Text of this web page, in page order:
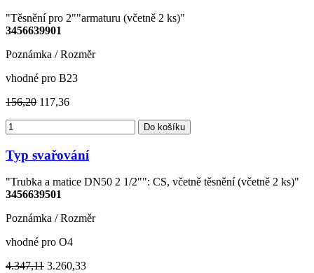
"Těsnění pro 2""armaturu (včetně 2 ks)"
3456639901
Poznámka / Rozměr
vhodné pro B23
156,20 117,36
Do košíku
Typ svařování
"Trubka a matice DN50 2 1/2"": CS, včetně těsnění (včetně 2 ks)"
3456639501
Poznámka / Rozměr
vhodné pro O4
4.347,11 3.260,33